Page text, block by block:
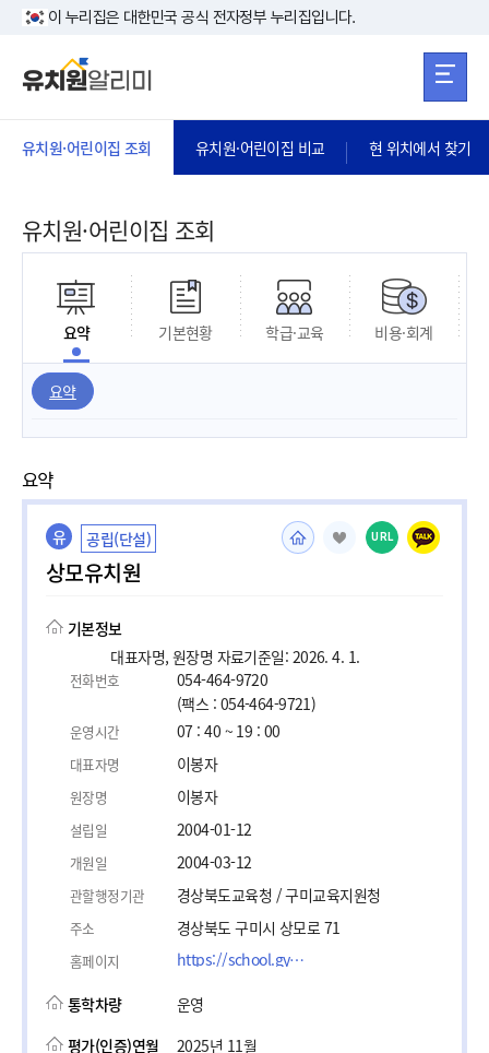
본문 바로가기
이 누리집은 대한민국 공식 전자정부 누리집입니다.
유치원·어린이집 조회 유치원·어린이집 비교 현 위치에서 찾기
유치원·어린이집 조회
요약 기본현황 학급·교육 비용·회계
요약
요약
유 공립(단설)
상모유치원
URL
기본정보
대표자명, 원장명 자료기준일: 2026. 4. 1.
전화번호
054-464-9720
(팩스 : 054-464-9721)
운영시간 07 : 40 ~ 19 : 00
대표자명 이봉자
원장명 이봉자
설립일 2004-01-12
개원일 2004-03-12
관할행정기관 경상북도교육청 / 구미교육지원청
주소 경상북도 구미시 상모로 71
홈페이지 https://school.gyo6.net/sangmo-kidkg/main.do?sysId=sangmo-kidkg
통학차량
운영
평가(인증)연월
2025년 11월